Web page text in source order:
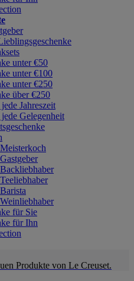
unter €50
unter €100
unter €250
über €250
Jahreszeit
Gelegenheit
für Sie
für Ihn
Produkte von Le Creuset.